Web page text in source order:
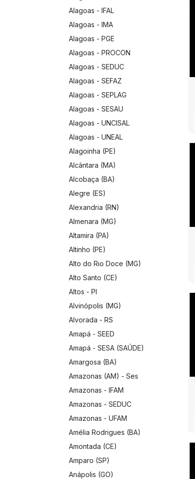
Alagoas - IFAL
Alagoas - IMA
Alagoas - PGE
Alagoas - PROCON
Alagoas - SEDUC
Alagoas - SEFAZ
Alagoas - SEPLAG
Alagoas - SESAU
Alagoas - UNCISAL
Alagoas - UNEAL
Alagoinha (PE)
Alcântara (MA)
Alcobaça (BA)
Alegre (ES)
Alexandria (RN)
Almenara (MG)
Altamira (PA)
Altinho (PE)
Alto do Rio Doce (MG)
Alto Santo (CE)
Altos - PI
Alvinópolis (MG)
Alvorada - RS
Amapá - SEED
Amapá - SESA (SAÚDE)
Amargosa (BA)
Amazonas (AM) - Ses
Amazonas - IFAM
Amazonas - SEDUC
Amazonas - UFAM
Amélia Rodrigues (BA)
Amontada (CE)
Amparo (SP)
Anápolis (GO)